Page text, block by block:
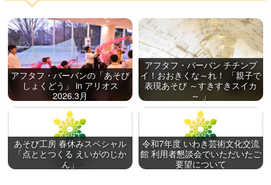
アフタフ・バーバンの「あそび
しょくどう」 in アリオス
2026.3月
アフタフ・バーバン チチンプ
イ！おおきくな～れ！ 「親子で
表現あそび ～すきすきスイカ
～ 」
あそび工房 春休みスペシャル
「点ととつくる えいがのじか
ん」
令和7年度 いわき芸術文化交流
館 利用者懇談会でいただいたご
要望について